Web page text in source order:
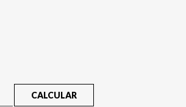
CALCULAR